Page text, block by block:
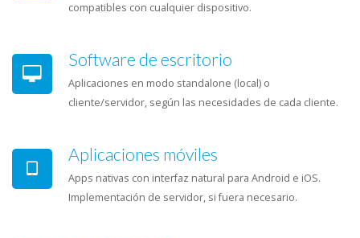
compatibles con cualquier dispositivo.
Software de escritorio
Aplicaciones en modo standalone (local) o
cliente/servidor, según las necesidades de cada cliente.
Aplicaciones móviles
Apps nativas con interfaz natural para Android e iOS.
Implementación de servidor, si fuera necesario.